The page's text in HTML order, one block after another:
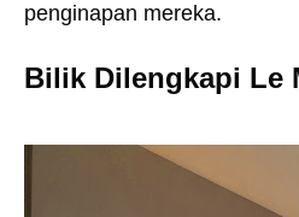
penginapan mereka.
Bilik Dilengkapi Le